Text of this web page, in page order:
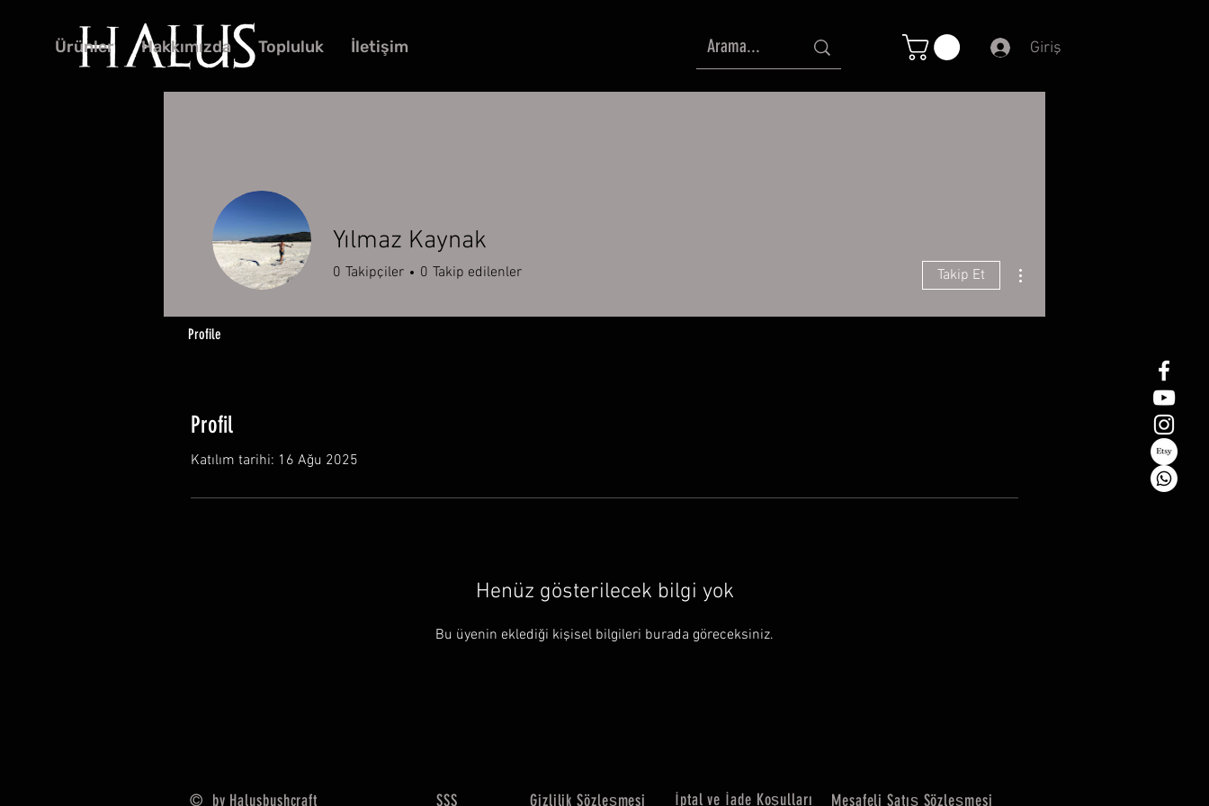
Ürünler Hakkımızda Topluluk İletişim Giriş
Profil
Katılım tarihi: 16 Ağu 2025
Henüz gösterilecek bilgi yok
Bu üyenin eklediği kişisel bilgileri burada göreceksiniz.
Yılmaz Kaynak
0 Takipçiler 0 Takip edilenler Takip Et
Profile
© by Halusbushcraft SSS Gizlilik Sözleşmesi İptal ve İade Koşulları Mesafeli Satış Sözleşmesi